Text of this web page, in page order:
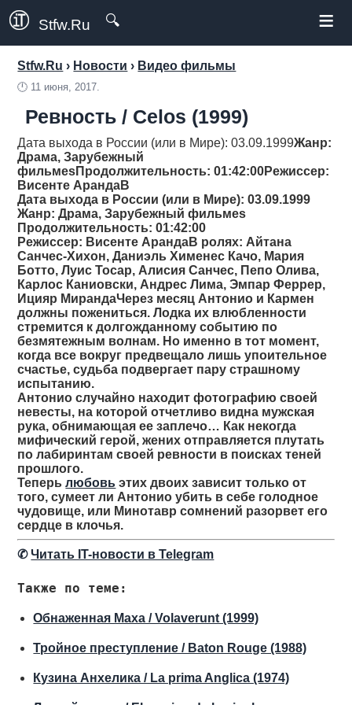
Stfw.Ru 🔍 ≡
Stfw.Ru › Новости › Видео фильмы
🕛 11 июня, 2017.
Ревность / Celos (1999)
Дата выхода в России (или в Мире): 03.09.1999Жанр:
Драма, Зарубежный
фильмesПродолжительность: 01:42:00Режиссер:
Висенте АрандаВ
Дата выхода в России (или в Мире): 03.09.1999
Жанр: Драма, Зарубежный фильмes
Продолжительность: 01:42:00
Режиссер: Висенте АрандаВ ролях: Айтана
Санчес-Хихон, Даниэль Хименес Качо, Мария
Ботто, Луис Тосар, Алисия Санчес, Пепо Олива,
Карлос Каниовски, Андрес Лима, Эмпар Феррер,
Ицияр МирандаЧерез месяц Антонио и Кармен
должны пожениться. Лодка их влюбленности
стремится к долгожданному событию по
безмятежным волнам. Но именно в тот момент,
когда все вокруг предвещало лишь упоительное
счастье, судьба подвергает пару страшному
испытанию.
Антонио случайно находит фотографию своей
невесты, на которой отчетливо видна мужская
рука, обнимающая ее заплечо… Как некогда
мифический герой, жених отправляется плутать
по лабиринтам своей ревности в поисках теней
прошлого.
Теперьлюбовь этих двоих зависит только от
того, сумеет ли Антонио убить в себе голодное
чудовище, или Минотавр сомнений разорвет его
сердце в клочья.
✆Читать IT-новости в Telegram
Также по теме:
Обнаженная Маха / Volaverunt (1999)
Тройное преступление / Baton Rouge (1988)
Кузина Анхелика / La prima Anglica (1974)